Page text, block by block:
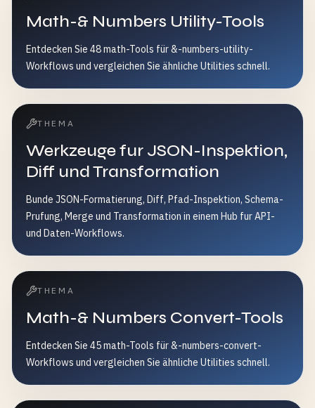
Math-& Numbers Utility-Tools
Entdecken Sie 48 math-Tools für &-numbers-utility-
Workflows und vergleichen Sie ähnliche Utilities schnell.
THEMA
Werkzeuge fur JSON-Inspektion,
Diff und Transformation
Bunde JSON-Formatierung, Diff, Pfad-Inspektion, Schema-
Prufung, Merge und Transformation in einem Hub fur API-
und Daten-Workflows.
THEMA
Math-& Numbers Convert-Tools
Entdecken Sie 45 math-Tools für &-numbers-convert-
Workflows und vergleichen Sie ähnliche Utilities schnell.